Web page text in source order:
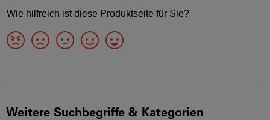
Weitere Suchbegriffe & Kategorien